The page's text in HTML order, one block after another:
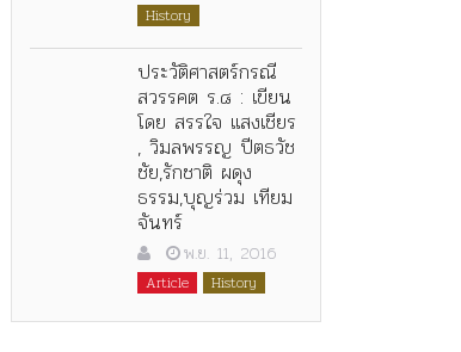
History
ประวัติศาสตร์กรณี
สวรรคต ร.๘ : เขียน
โดย สรรใจ แสงเชียร
, วิมลพรรญ ปีตธวัช
ชัย,รักชาติ ผดุง
ธรรม,บุญร่วม เทียม
จันทร์
พ.ย. 11, 2016
Article History